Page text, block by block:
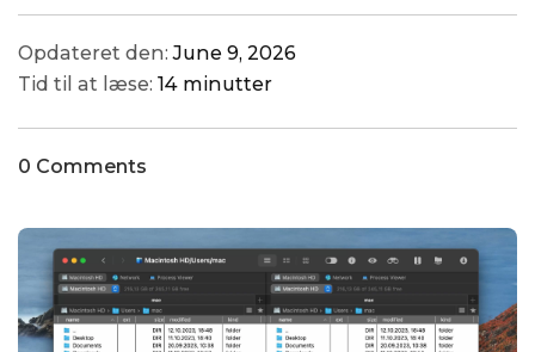
Opdateret den:June 9, 2026
Tid til at læse: 14 minutter
0 Comments